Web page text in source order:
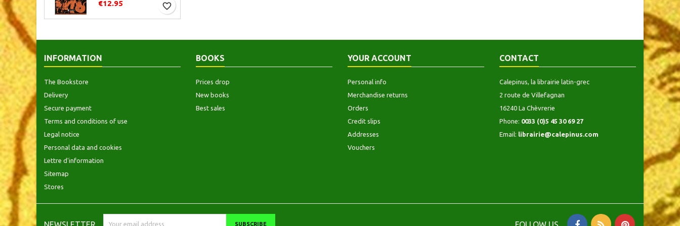
€12.95 favorite_border
INFORMATION
The Bookstore
Delivery
Secure payment
Terms and conditions of use
Legal notice
Personal data and cookies
Lettre d'information
Sitemap
Stores
BOOKS
Prices drop
New books
Best sales
YOUR ACCOUNT
Personal info
Merchandise returns
Orders
Credit slips
Addresses
Vouchers
CONTACT
Calepinus, la librairie latin-grec
2 route de Villefagnan
16240 La Chèvrerie
Phone: 0033 (0)5 45 30 69 27
Email: librairie@calepinus.com